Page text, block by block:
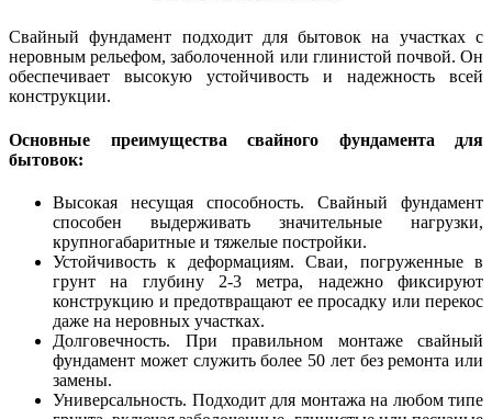
Свайный фундамент подходит для бытовок на участках с
неровным рельефом, заболоченной или глинистой почвой. Он
обеспечивает высокую устойчивость и надежность всей
конструкции.
Основные преимущества свайного фундамента для
бытовок:
Высокая несущая способность. Свайный фундамент
способен выдерживать значительные нагрузки,
крупногабаритные и тяжелые постройки.
Устойчивость к деформациям. Сваи, погруженные в
грунт на глубину 2-3 метра, надежно фиксируют
конструкцию и предотвращают ее просадку или перекос
даже на неровных участках.
Долговечность. При правильном монтаже свайный
фундамент может служить более 50 лет без ремонта или
замены.
Универсальность. Подходит для монтажа на любом типе